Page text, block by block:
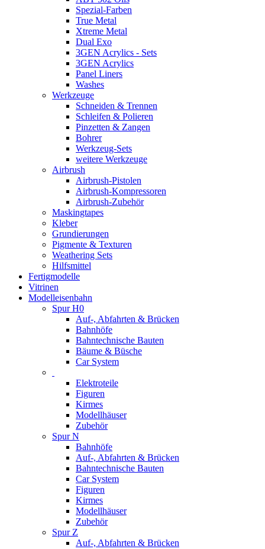
Spezial-Farben
True Metal
Xtreme Metal
Dual Exo
3GEN Acrylics - Sets
3GEN Acrylics
Panel Liners
Washes
Werkzeuge
Schneiden & Trennen
Schleifen & Polieren
Pinzetten & Zangen
Bohrer
Werkzeug-Sets
weitere Werkzeuge
Airbrush
Airbrush-Pistolen
Airbrush-Kompressoren
Airbrush-Zubehör
Maskingtapes
Kleber
Grundierungen
Pigmente & Texturen
Weathering Sets
Hilfsmittel
Fertigmodelle
Vitrinen
Modelleisenbahn
Spur H0
Auf-, Abfahrten & Brücken
Bahnhöfe
Bahntechnische Bauten
Bäume & Büsche
Car System
Elektroteile
Figuren
Kirmes
Modellhäuser
Zubehör
Spur N
Bahnhöfe
Auf-, Abfahrten & Brücken
Bahntechnische Bauten
Car System
Figuren
Kirmes
Modellhäuser
Zubehör
Spur Z
Auf-, Abfahrten & Brücken